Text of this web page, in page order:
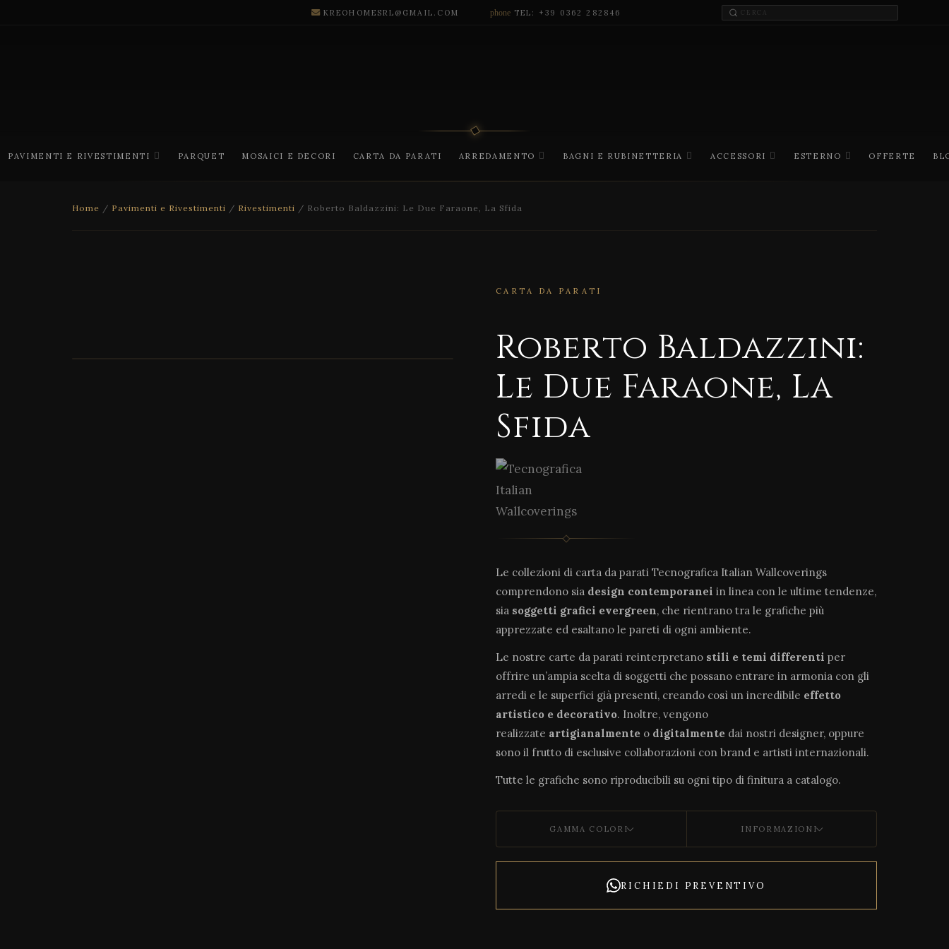
KREOHOMESRL@GMAIL.COM phone TEL: +39 0362 282846
PAVIMENTI E RIVESTIMENTI PARQUET MOSAICI E DECORI CARTA DA PARATI ARREDAMENTO BAGNI E RUBINETTERIA ACCESSORI ESTERNO OFFERTE
Home / Pavimenti e Rivestimenti / Rivestimenti / Roberto Baldazzini: Le Due Faraone, La Sfida
CARTA DA PARATI
Roberto Baldazzini:
Le Due Faraone, La
Sfida
Le collezioni di carta da parati Tecnografica Italian Wallcoverings
comprendono sia design contemporanei in linea con le ultime tendenze,
sia soggetti grafici evergreen, che rientrano tra le grafiche più
apprezzate ed esaltano le pareti di ogni ambiente.
Le nostre carte da parati reinterpretano stili e temi differenti per
offrire un’ampia scelta di soggetti che possano entrare in armonia con gli
arredi e le superfici già presenti, creando così un incredibile effetto
artistico e decorativo. Inoltre, vengono
realizzate artigianalmente o digitalmente dai nostri designer, oppure
sono il frutto di esclusive collaborazioni con brand e artisti internazionali.
Tutte le grafiche sono riproducibili su ogni tipo di finitura a catalogo.
GAMMA COLORI INFORMAZIONI
RICHIEDI PREVENTIVO